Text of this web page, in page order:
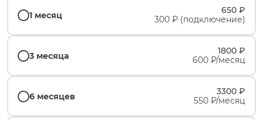
1 месяц
650 ₽
300 ₽ (подключение)
3 месяца
1800 ₽
600 ₽/месяц
6 месяцев
3300 ₽
550 ₽/месяц